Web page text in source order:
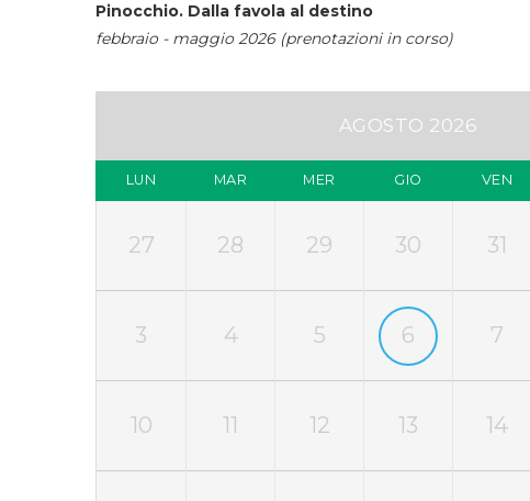
Pinocchio. Dalla favola al destino
febbraio - maggio 2026 (prenotazioni in corso)
AGOSTO 2026
LUN MAR MER GIO VEN
27 28 29 30 31
3 4 5 6 7
10 11 12 13 14